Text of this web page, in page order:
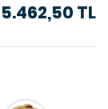
5.462,50 TL